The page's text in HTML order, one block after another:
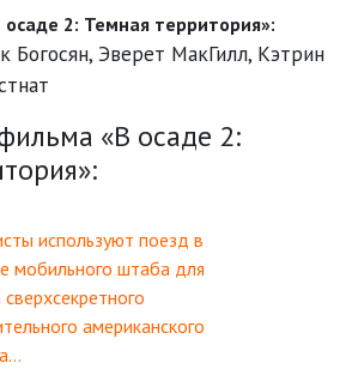
2: Темная территория»:
Богосян, Эверет МакГилл, Кэтрин
«В осаде 2:
используют поезд в
мобильного штаба для
сверхсекретного
американского